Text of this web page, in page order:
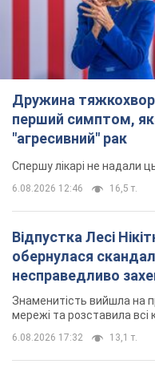
Дружина
перший симптом,
"агресивний" рак
Спершу лікарі не надали
6.08.2026 12:46 16,5 т.
Відпустка Лесі
обернулася
несправедливо
Знаменитість вийшла на
мережі та розставила всі
6.08.2026 17:32 13,1 т.